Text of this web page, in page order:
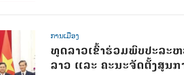
ການເມືອງ
ທູດລາວເຂົ້າຮ່ວມພົບປະລະ
ລາວ ແລະ ຄະນະຈັດຕັ້ງສູນ